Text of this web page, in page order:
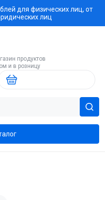
для физических лиц, от
лиц
продуктов
и в розницу